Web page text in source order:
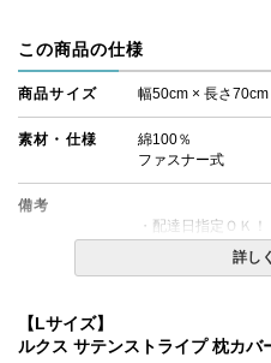
この商品の仕様
商品サイズ 幅50cm × 長さ70cm
素材・仕様
綿100％
ファスナー式
備考
・配達日指定ＯＫ！
※北海道・沖縄・離
発生する場合がご
が、閲覧環境により
詳し
【Lサイズ】
ルクス サテンストライプ 枕カバ